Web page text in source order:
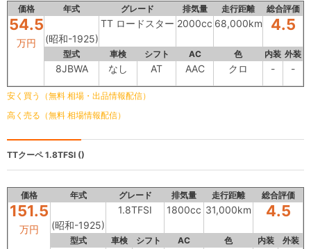
価格 年式 グレード 排気量 走行距離 総合評価
54.5
万円 (昭和-1925)
TT ロードスター 2000cc 68,000km 4.5
型式 車検 シフト AC 色 内装 外装
8JBWA なし AT AAC クロ - -
安く買う（無料 相場・出品情報配信）
高く売る（無料 相場情報配信）
TTクーペ1.8TFSI ()
価格 年式 グレード 排気量 走行距離 総合評価
151.5
万円 (昭和-1925)
1.8TFSI 1800cc 31,000km 4.5
型式 車検 シフト AC 色 内装 外装